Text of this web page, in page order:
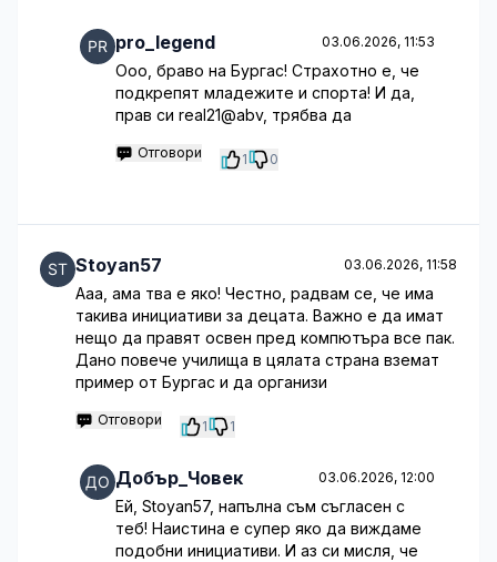
pro_legend 03.06.2026, 11:53
Ооо, браво на Бургас! Страхотно е, че
подкрепят младежите и спорта! И да,
прав си real21@abv, трябва да
Отговори 1 0
Stoyan57 03.06.2026, 11:58
Ааа, ама тва е яко! Честно, радвам се, че има
такива инициативи за децата. Важно е да имат
нещо да правят освен пред компютъра все пак.
Дано повече училища в цялата страна вземат
пример от Бургас и да организи
Отговори 1 1
Добър_Човек 03.06.2026, 12:00
Ей, Stoyan57, напълна съм съгласен с
теб! Наистина е супер яко да виждаме
подобни инициативи. И аз си мисля, че